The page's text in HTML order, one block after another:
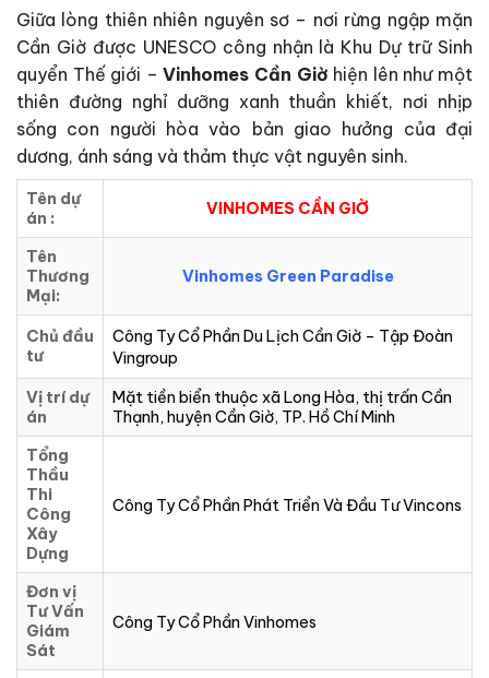
Giữa lòng thiên nhiên nguyên sơ – nơi rừng ngập mặn
Cần Giờ được UNESCO công nhận là Khu Dự trữ Sinh
quyển Thế giới –Vinhomes Cần Giờ hiện lên như một
thiên đường nghỉ dưỡng xanh thuần khiết, nơi nhịp
sống con người hòa vào bản giao hưởng của đại
dương, ánh sáng và thảm thực vật nguyên sinh.
Tên dự
án :
VINHOMES CẦN GIỜ
Tên
Thương
Mại:
Vinhomes Green Paradise
Chủ đầu
tư
Công Ty Cổ Phần Du Lịch Cần Giờ – Tập Đoàn
Vingroup
Vị trí dự
án
Mặt tiền biển thuộc xã Long Hòa, thị trấn Cần
Thạnh, huyện Cần Giờ, TP. Hồ Chí Minh
Tổng
Thầu
Thi
Công
Xây
Dựng
Công Ty Cổ Phần Phát Triển Và Đầu Tư Vincons
Đơn vị
Tư Vấn
Giám
Sát
Công Ty Cổ Phần Vinhomes